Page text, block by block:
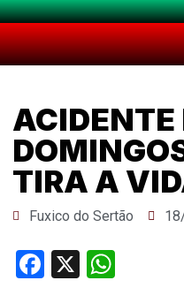
TIRA A
Fuxico do Sertão
Facebook
X